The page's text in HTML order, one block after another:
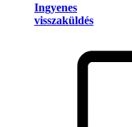
Ingyenes
visszaküldés